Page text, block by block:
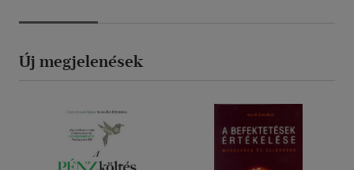
Új megjelenések